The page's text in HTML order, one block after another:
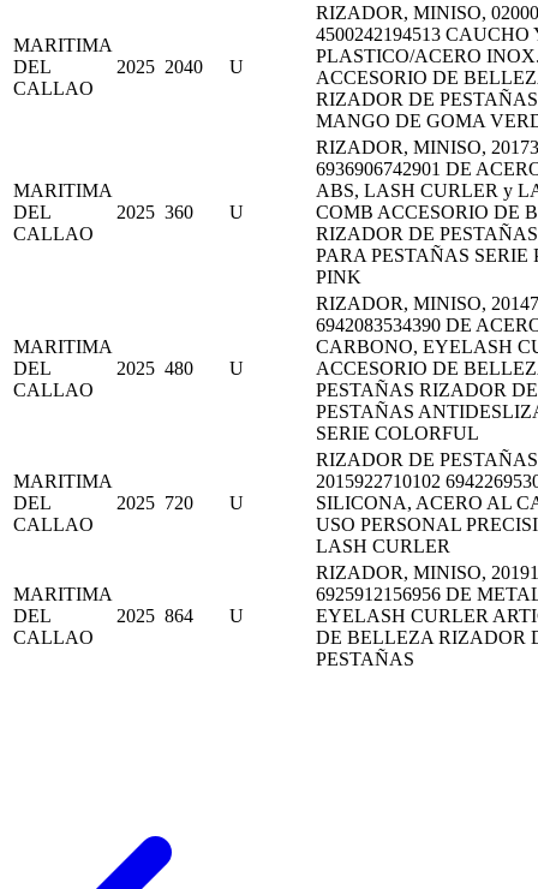
MARITIMA
DEL
CALLAO
2025 2040 U
RIZADOR, MINISO,
4500242194513 CAUCHO
PLASTICO/ACERO
ACCESORIO DE
RIZADOR DE
MANGO DE GOMA
MARITIMA
DEL
CALLAO
2025 360 U
RIZADOR, MINISO,
6936906742901 DE
ABS, LASH CURLER y
COMB ACCESORIO DE
RIZADOR DE
PARA PESTAÑAS SERIE
PINK
MARITIMA
DEL
CALLAO
2025 480 U
RIZADOR, MINISO,
6942083534390 DE
CARBONO, EYELASH
ACCESORIO DE
PESTAÑAS RIZADOR DE
PESTAÑAS
SERIE COLORFUL
MARITIMA
DEL
CALLAO
2025 720 U
RIZADOR DE
2015922710102
SILICONA, ACERO AL
USO PERSONAL
LASH CURLER
MARITIMA
DEL
CALLAO
2025 864 U
RIZADOR, MINISO,
6925912156956 DE
EYELASH CURLER
DE BELLEZA RIZADOR
PESTAÑAS